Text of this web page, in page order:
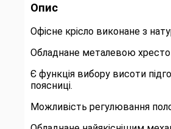
Опис
Офісне крісло виконане з
Обладнане металевою
Є функція вибору висоти
поясниці.
Можливість регулювання